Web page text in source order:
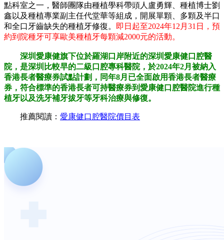
點科室之一，醫師團隊由種植學科帶頭人盧勇輝、種植博士劉
鑫以及種植專業副主任代堂華等組成，開展單顆、多顆及半口
和全口牙齒缺失的種植牙修復。
即日起至2024年12月31日，預
約到院種牙可享歐美種植牙每顆減2000元的活動。
深圳愛康健旗下位於羅湖口岸附近的深圳愛康健口腔醫
院，是深圳比較早的二級口腔專科醫院，於2024年2月被納入
香港長者醫療券試點計劃，同年8月已全面啟用香港長者醫療
券，符合標準的香港長者可持醫療券到愛康健口腔醫院進行種
植牙以及洗牙補牙拔牙等牙科治療與修復。
推薦閱讀： 愛康健口腔醫院價目表